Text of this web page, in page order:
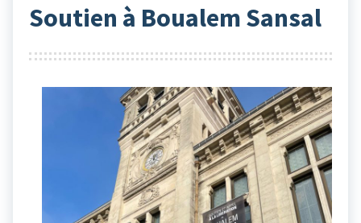
Soutien à Boualem Sansal